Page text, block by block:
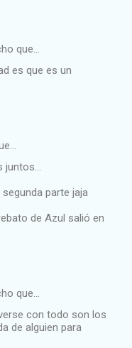
que…
es que es un
parte jaja
de Azul salió en
que…
con todo son los
de alguien para